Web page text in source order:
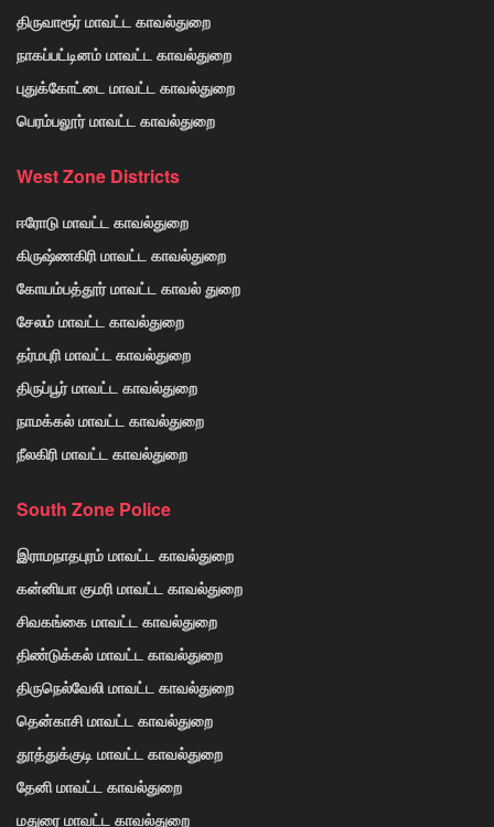
திருவாரூர் மாவட்ட காவல்துறை
நாகப்பட்டினம் மாவட்ட காவல்துறை
புதுக்கோட்டை மாவட்ட காவல்துறை
பெரம்பலூர் மாவட்ட காவல்துறை
West Zone Districts
ஈரோடு மாவட்ட காவல்துறை
கிருஷ்ணகிரி மாவட்ட காவல்துறை
கோயம்பத்தூர் மாவட்ட காவல் துறை
சேலம் மாவட்ட காவல்துறை
தர்மபுரி மாவட்ட காவல்துறை
திருப்பூர் மாவட்ட காவல்துறை
நாமக்கல் மாவட்ட காவல்துறை
நீலகிரி மாவட்ட காவல்துறை
South Zone Police
இராமநாதபுரம் மாவட்ட காவல்துறை
கன்னியா குமரி மாவட்ட காவல்துறை
சிவகங்கை மாவட்ட காவல்துறை
திண்டுக்கல் மாவட்ட காவல்துறை
திருநெல்வேலி மாவட்ட காவல்துறை
தென்காசி மாவட்ட காவல்துறை
தூத்துக்குடி மாவட்ட காவல்துறை
தேனி மாவட்ட காவல்துறை
மதுரை மாவட்ட காவல்துறை